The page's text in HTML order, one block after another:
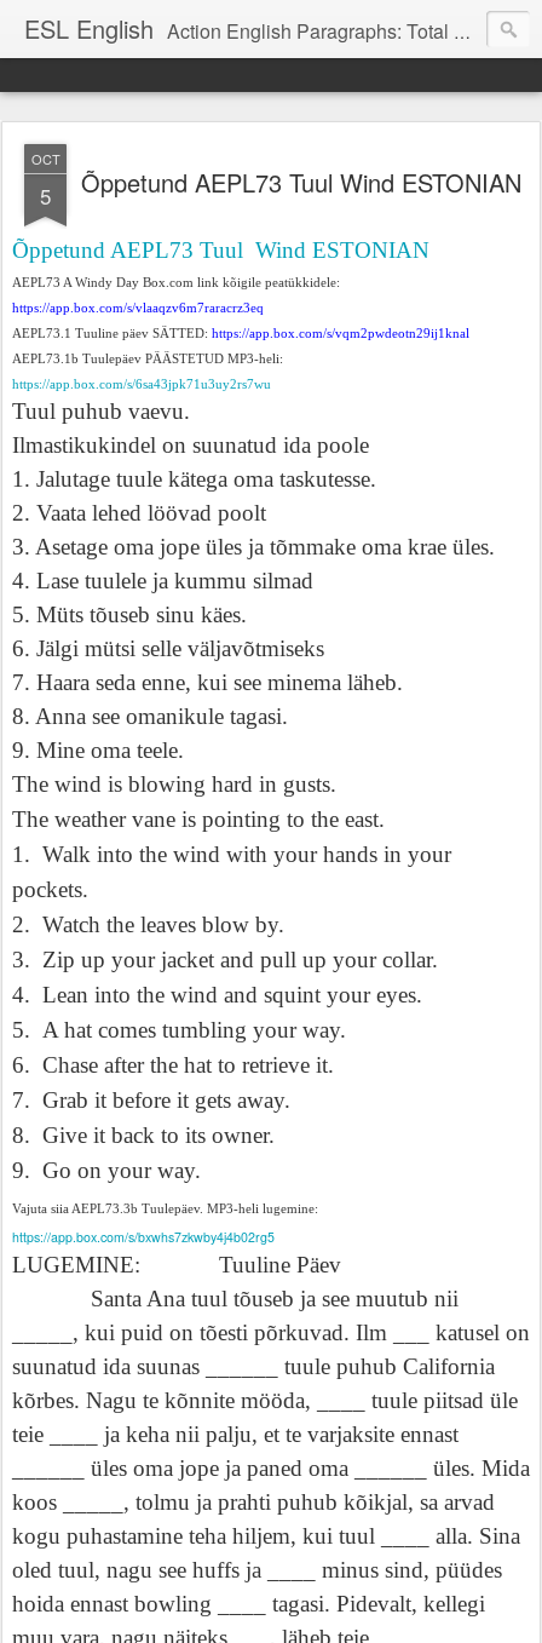
ESL English Action English Paragraphs: Total Physical Response (TPR) Paragraphs for the High School and Adult Language Student
OCT
5 Õppetund AEPL73 Tuul Wind ESTONIAN
Õppetund AEPL73 Tuul Wind ESTONIAN
AEPL73 A Windy Day Box.com link kõigile peatükkidele:
https://app.box.com/s/vlaaqzv6m7raracrz3eq
AEPL73.1 Tuuline päev SÄTTED: https://app.box.com/s/vqm2pwdeotn29ij1knal
AEPL73.1b Tuulepäev PÄÄSTETUD MP3-heli:
https://app.box.com/s/6sa43jpk71u3uy2rs7wu
Tuul puhub vaevu.
Ilmastikukindel on suunatud ida poole
1. Jalutage tuule kätega oma taskutesse.
2. Vaata lehed löövad poolt
3. Asetage oma jope üles ja tõmmake oma krae üles.
4. Lase tuulele ja kummu silmad
5. Müts tõuseb sinu käes.
6. Jälgi mütsi selle väljavõtmiseks
7. Haara seda enne, kui see minema läheb.
8. Anna see omanikule tagasi.
9. Mine oma teele.
The wind is blowing hard in gusts.
The weather vane is pointing to the east.
1. Walk into the wind with your hands in your
pockets.
2. Watch the leaves blow by.
3. Zip up your jacket and pull up your collar.
4. Lean into the wind and squint your eyes.
5. A hat comes tumbling your way.
6. Chase after the hat to retrieve it.
7. Grab it before it gets away.
8. Give it back to its owner.
9. Go on your way.
Vajuta siia AEPL73.3b Tuulepäev. MP3-heli lugemine:
https://app.box.com/s/bxwhs7zkwby4j4b02rg5
LUGEMINE:
Tuuline Päev
Santa Ana tuul tõuseb ja see muutub nii
_____, kui puid on tõesti põrkuvad. Ilm ___ katusel on
suunatud ida suunas ______ tuule puhub California
kõrbes. Nagu te kõnnite mööda, ____ tuule piitsad üle
teie ____ ja keha nii palju, et te varjaksite ennast
______ üles oma jope ja paned oma ______ üles. Mida
koos _____, tolmu ja prahti puhub kõikjal, sa arvad
kogu puhastamine teha hiljem, kui tuul ____ alla. Sina
oled tuul, nagu see huffs ja ____ minus sind, püüdes
hoida ennast bowling ____ tagasi. Pidevalt, kellegi
muu vara, nagu näiteks ___, läheb teie _____